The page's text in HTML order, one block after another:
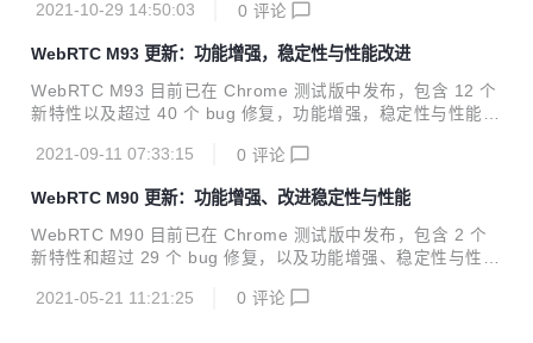
diaStreamTrack 的可插入流 API 目前可以作为稳定 Web API
修改音频或视频流。 更多有关信息见：https://web.dev/medi
astreamtrack-insertable-media-processing/ 2. 非标准的 R
TCConfiguration.offerExtmapAllowM...
2021-10-29 14:50:03 0 评论
WebRTC M93 更新：功能增强，稳定性与性能改进
WebRTC M93 目前已在 Chrome 测试版中发布，包含 12 个
新特性以及超过 40 个 bug 修复，功能增强，稳定性与性能等
2021-09-11 07:33:15
0 评论
WebRTC M90 更新：功能增强、改进稳定性与性能
WebRTC M90 目前已在 Chrome 测试版中发布，包含 2 个
新特性和超过 29 个 bug 修复，以及功能增强、稳定性与性能
相关内容，帮助开发者获得最新资讯，走在行业前沿。 01. 公
2021-05-21 11:21:25 0 评论